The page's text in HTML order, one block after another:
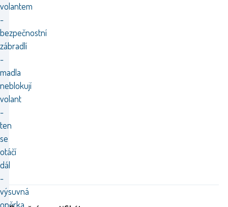
volantem
-
bezpečnostní
zábradlí
-
madla
neblokují
volant
-
ten
se
otáčí
dál
-
výsuvná
opěrka